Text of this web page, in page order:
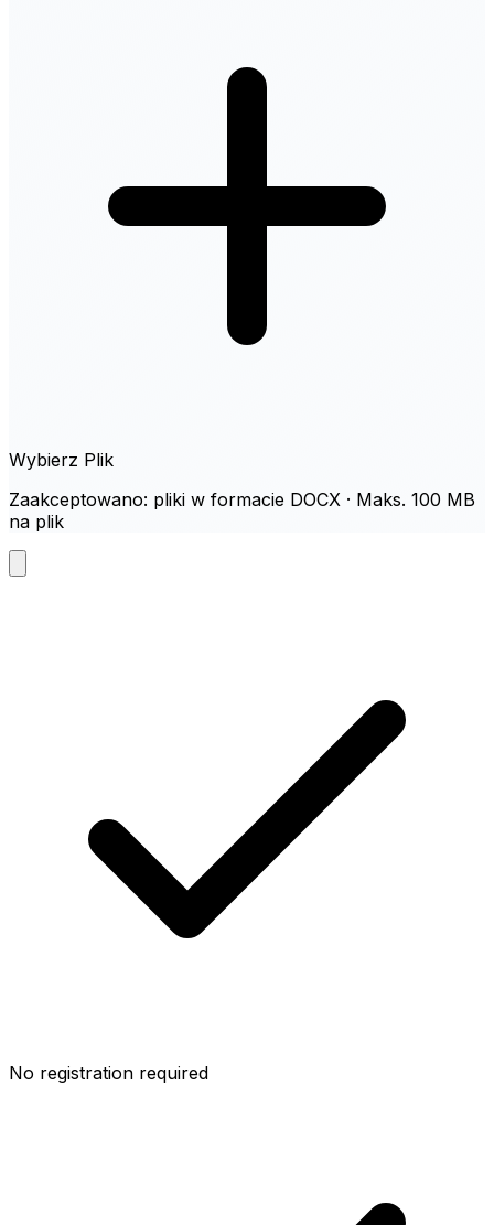
Wybierz Plik
Zaakceptowano: pliki w formacie DOCX · Maks. 100 MB
na plik
No registration required